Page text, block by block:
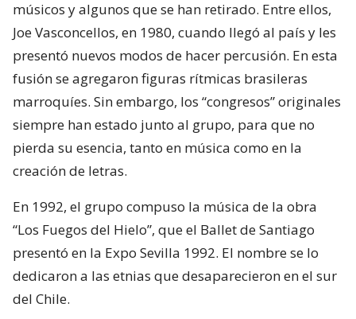
músicos y algunos que se han retirado. Entre ellos,
Joe Vasconcellos, en 1980, cuando llegó al país y les
presentó nuevos modos de hacer percusión. En esta
fusión se agregaron figuras rítmicas brasileras
marroquíes. Sin embargo, los “congresos” originales
siempre han estado junto al grupo, para que no
pierda su esencia, tanto en música como en la
creación de letras.
En 1992, el grupo compuso la música de la obra
“Los Fuegos del Hielo”, que el Ballet de Santiago
presentó en la Expo Sevilla 1992. El nombre se lo
dedicaron a las etnias que desaparecieron en el sur
del Chile.